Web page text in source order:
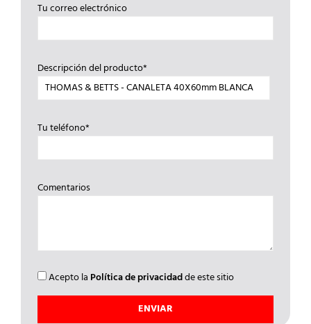
Tu correo electrónico
Descripción del producto*
Tu teléfono*
Comentarios
Acepto la Política de privacidadde este sitio